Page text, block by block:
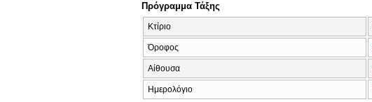
Πρόγραμμα Τάξης
Κτίριο
Όροφος
Αίθουσα
Ημερολόγιο